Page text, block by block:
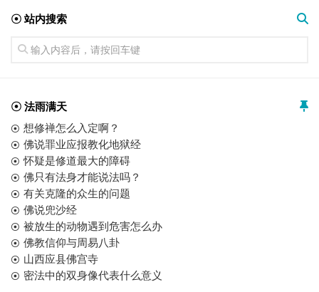
☉ 站内搜索
☉ 法雨满天
想修禅怎么入定啊？
佛说罪业应报教化地狱经
怀疑是修道最大的障碍
佛只有法身才能说法吗？
有关克隆的众生的问题
佛说兜沙经
被放生的动物遇到危害怎么办
佛教信仰与周易八卦
山西应县佛宫寺
密法中的双身像代表什么意义